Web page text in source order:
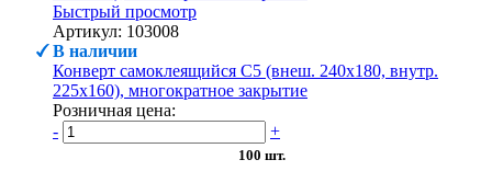
Быстрый просмотр
Артикул: 103008
В наличии
Конверт самоклеящийся С5 (внеш. 240х180, внутр.
225х160), многократное закрытие
Розничная цена:
-
+
100 шт.